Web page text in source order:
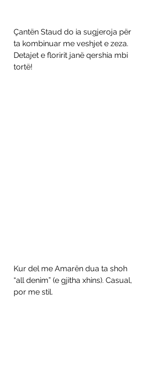
Çantën Staud do ia sugjeroja për
ta kombinuar me veshjet e zeza.
Detajet e floririt janë qershia mbi
tortë!
Kur del me Amarën dua ta shoh
“all denim” (e gjitha xhins). Casual,
por me stil.